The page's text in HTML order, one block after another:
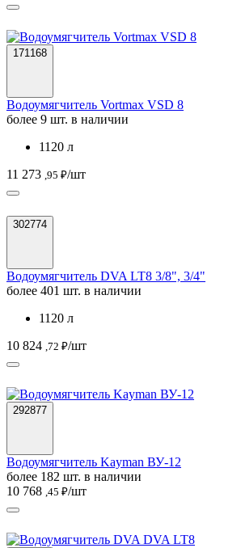
171168
Водоумягчитель Vortmax VSD 8
более 9 шт. в наличии
1120 л
11 273 ,95 ₽/шт
302774
Водоумягчитель DVA LT8 3/8", 3/4"
более 401 шт. в наличии
1120 л
10 824 ,72 ₽/шт
292877
Водоумягчитель Kayman ВУ-12
более 182 шт. в наличии
10 768 ,45 ₽/шт